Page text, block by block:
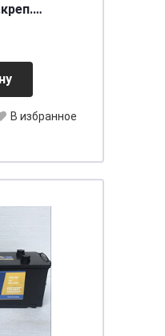
В избранное